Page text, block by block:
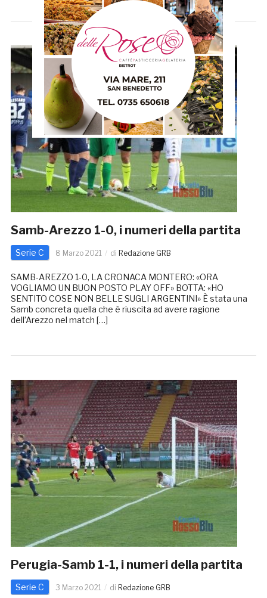
Samb-Arezzo 1-0, i numeri della partita
Serie C 8 Marzo 2021 di Redazione GRB
SAMB-AREZZO 1-0, LA CRONACA MONTERO: «ORA
VOGLIAMO UN BUON POSTO PLAY OFF» BOTTA: «HO
SENTITO COSE NON BELLE SUGLI ARGENTINI» È stata una
Samb concreta quella che è riuscita ad avere ragione
dell’Arezzo nel match […]
Perugia-Samb 1-1, i numeri della partita
Serie C 3 Marzo 2021 di Redazione GRB